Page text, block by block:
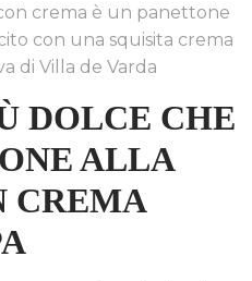
crema è un panettone
con una squisita crema
di Villa de Varda
DOLCE CHE
ALLA
CREMA